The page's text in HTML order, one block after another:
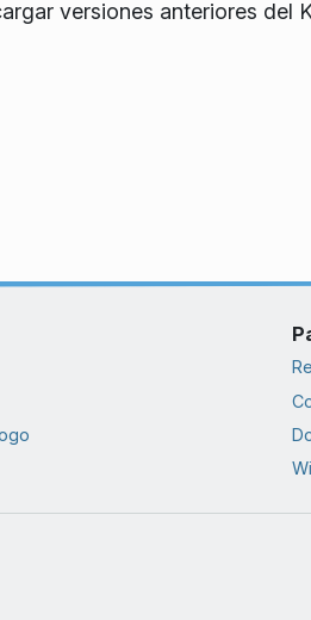
versiones anteriores